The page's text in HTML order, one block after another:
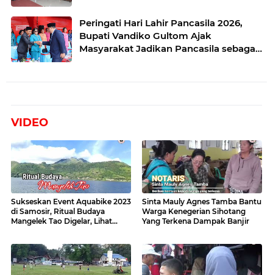
Peringati Hari Lahir Pancasila 2026,
Bupati Vandiko Gultom Ajak
Masyarakat Jadikan Pancasila sebagai
VIDEO
Sukseskan Event Aquabike 2023
di Samosir, Ritual Budaya
Mangelek Tao Digelar, Lihat
Sinta Mauly Agnes Tamba Bantu
Warga Kenegerian Sihotang
Yang Terkena Dampak Banjir